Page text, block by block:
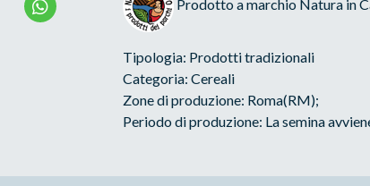
Prodotto a marchio Natura in
Tipologia: Prodotti tradizionali
Categoria: Cereali
Zone di produzione: Roma(RM);
Periodo di produzione: La semina